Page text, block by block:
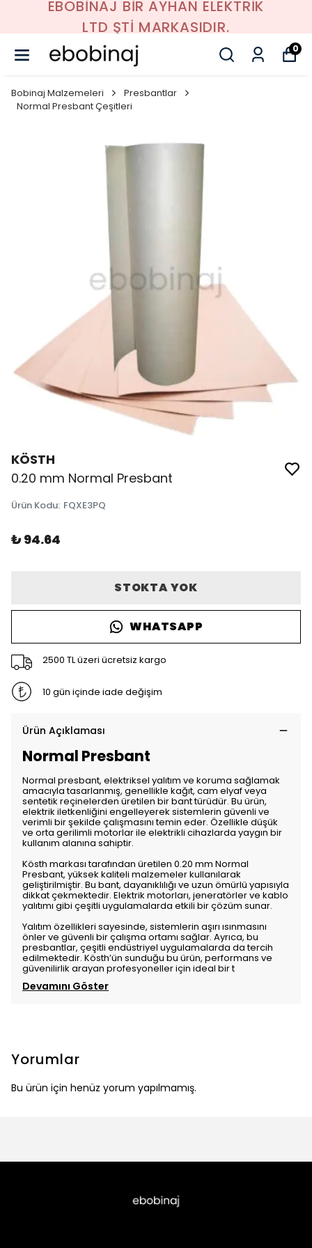
EBOBİNAJ BİR AYHAN ELEKTRİK
LTD ŞTİ MARKASIDIR.
0
Bobinaj Malzemeleri
Presbantlar
Normal Presbant Çeşitleri
KÖSTH
0.20 mm Normal Presbant
Ürün Kodu: FQXE3PQ
₺ 94.64
STOKTA YOK
WHATSAPP
2500 TL üzeri ücretsiz kargo
10 gün içinde iade değişim
Ürün Açıklaması
Normal Presbant
Normal presbant, elektriksel yalıtım ve koruma sağlamak
amacıyla tasarlanmış, genellikle kağıt, cam elyaf veya
sentetik reçinelerden üretilen bir bant türüdür. Bu ürün,
elektrik iletkenliğini engelleyerek sistemlerin güvenli ve
verimli bir şekilde çalışmasını temin eder. Özellikle düşük
ve orta gerilimli motorlar ile elektrikli cihazlarda yaygın bir
kullanım alanına sahiptir.
Kösth markası tarafından üretilen 0.20 mm Normal
Presbant, yüksek kaliteli malzemeler kullanılarak
geliştirilmiştir. Bu bant, dayanıklılığı ve uzun ömürlü yapısıyla
dikkat çekmektedir. Elektrik motorları, jeneratörler ve kablo
yalıtımı gibi çeşitli uygulamalarda etkili bir çözüm sunar.
Yalıtım özellikleri sayesinde, sistemlerin aşırı ısınmasını
önler ve güvenli bir çalışma ortamı sağlar. Ayrıca, bu
presbantlar, çeşitli endüstriyel uygulamalarda da tercih
edilmektedir. Kösth’ün sunduğu bu ürün, performans ve
güvenilirlik arayan profesyoneller için ideal bir t
Devamını Göster
Yorumlar
Bu ürün için henüz yorum yapılmamış.